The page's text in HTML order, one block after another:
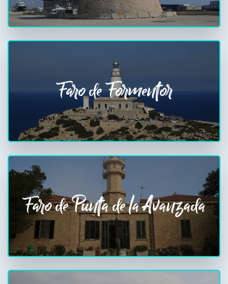
Faro de Formentor
Faro de Punta de la Avanzada